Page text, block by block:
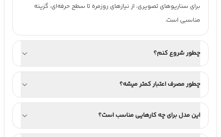
مناسبی است.
چطور شروع کنم؟
چطور مصرف اعتبار کمتر میشه؟
این مدل برای چه کارهایی مناسب است؟